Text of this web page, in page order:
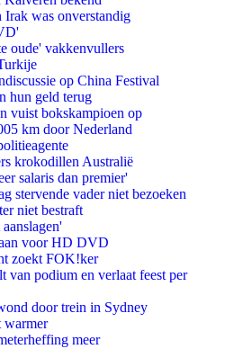
was onverstandig
oude' vakkenvullers
op China Festival
hun geld terug
vuist bokskampioen op
km door Nederland
krokodillen Australië
salaris dan premier'
stervende vader niet bezoeken
niet bestraft
voor HD DVD
zoekt FOK!ker
van podium en verlaat feest per
door trein in Sydney
warmer
meer